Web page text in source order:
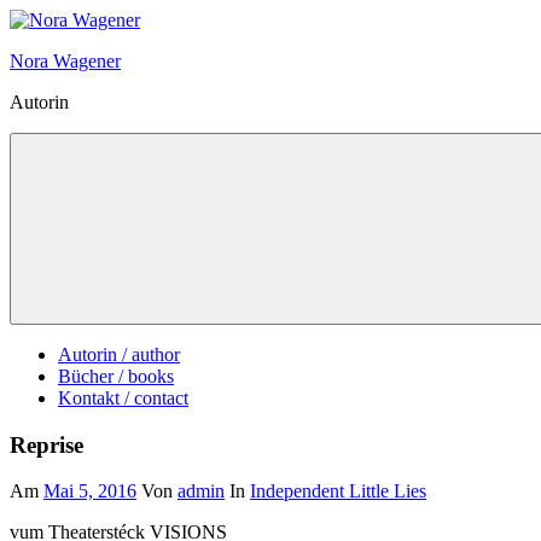
Zum
springen
Nora Wagener
Autorin
Autorin / author
Bücher / books
Kontakt / contact
Reprise
Am Mai 5, 2016 Von admin In Independent Little Lies
vum Theaterstéck VISIONS